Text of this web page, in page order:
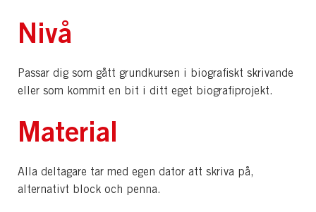
Nivå
Passar dig som gått grundkursen i biografiskt skrivande
eller som kommit en bit i ditt eget biografiprojekt.
Material
Alla deltagare tar med egen dator att skriva på,
alternativt block och penna.